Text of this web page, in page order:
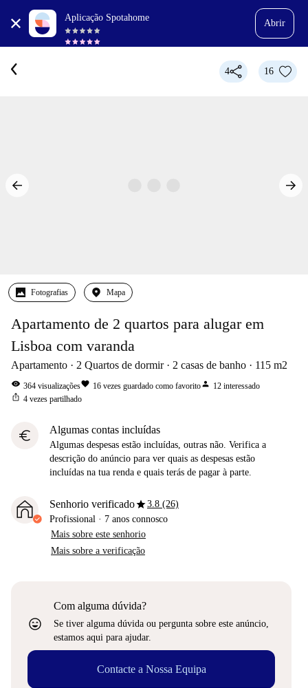
Aplicação Spotahome
Abrir
4 16
Fotografias Mapa
Apartamento de 2 quartos para alugar em
Lisboa com varanda
Apartamento 2 Quartos de dormir 2 casas de banho 115 m2
visibility 364 visualizaçõesfavorite 16 vezes guardado como favoritoperson 12 interessado
ios_share 4 vezes partilhado
euro Algumas contas incluídas
Algumas despesas estão incluídas, outras não. Verifica a
descrição do anúncio para ver quais as despesas estão
incluídas na tua renda e quais terás de pagar à parte.
Senhorio verificadostar3.8 (26)
Profissional · 7 anos connosco
Mais sobre este senhorio
Mais sobre a verificação
sentiment_very_satisfied
Com alguma dúvida?
Se tiver alguma dúvida ou pergunta sobre este anúncio,
estamos aqui para ajudar.
Contacte a Nossa Equipa